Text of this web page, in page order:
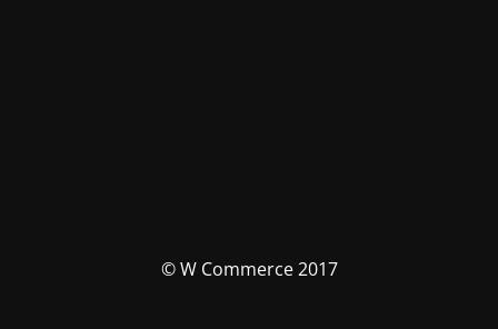
© W Commerce 2017